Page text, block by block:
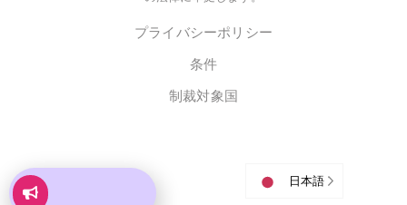
プライバシーポリシー
条件
制裁対象国
日本語